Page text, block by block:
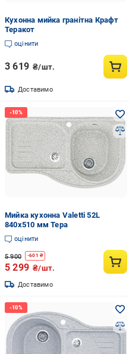
Кухонна мийка гранітна Крафт
Теракот
оцінити
3 619 ₴/шт.
Доставимо
Мийка кухонна Valetti 52L
840x510 мм Тера
оцінити
5 900 -601 ₴
5 299 ₴/шт.
Доставимо